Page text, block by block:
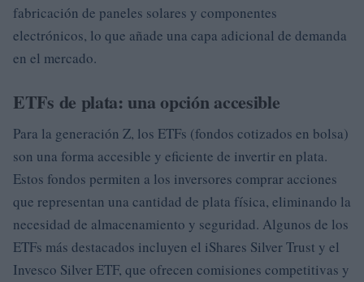
fabricación de paneles solares y componentes
electrónicos, lo que añade una capa adicional de demanda
en el mercado.
ETFs de plata: una opción accesible
Para la generación Z, los ETFs (fondos cotizados en bolsa)
son una forma accesible y eficiente de invertir en plata.
Estos fondos permiten a los inversores comprar acciones
que representan una cantidad de plata física, eliminando la
necesidad de almacenamiento y seguridad. Algunos de los
ETFs más destacados incluyen el iShares Silver Trust y el
Invesco Silver ETF, que ofrecen comisiones competitivas y